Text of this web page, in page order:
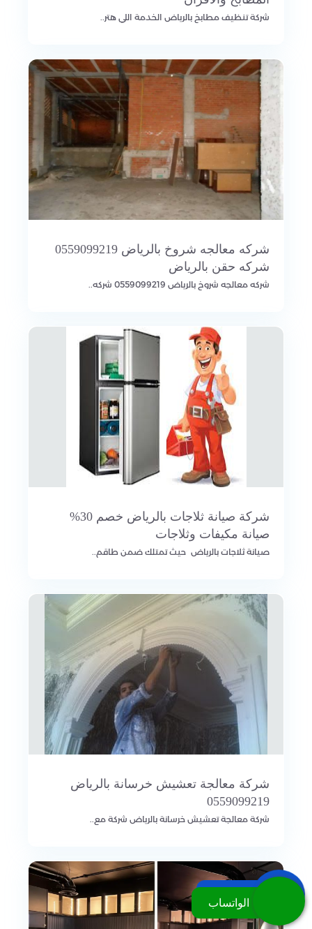
شركة تنظيف مطابخ بالرياض الخدمة اللي هتر..
شركه معالجه شروخ بالرياض 0559099219
شركه حقن بالرياض
شركه معالجه شروخ بالرياض 0559099219 شركه..
شركة صيانة ثلاجات بالرياض خصم 30%
صيانة مكيفات وثلاجات
صيانة ثلاجات بالرياض حيث تمتلك ضمن طاقم..
شركة معالجة تعشيش خرسانة بالرياض
0559099219
شركة معالجة تعشيش خرسانة بالرياض شركة مع..
اتصل بنا
الواتساب